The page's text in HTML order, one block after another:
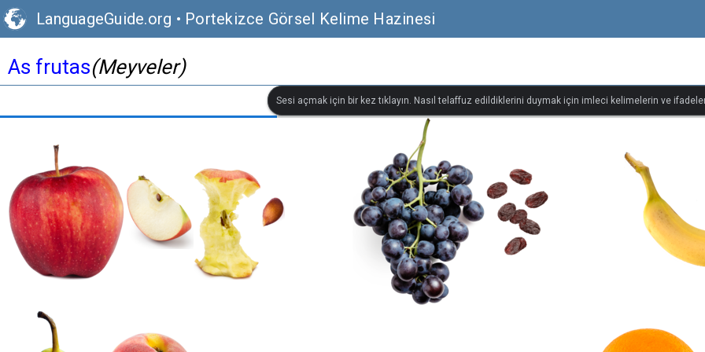
LanguageGuide.org • Portekizce Görsel Kelime Hazinesi
As frutas(Meyveler)
Sesi açmak için bir kez tıklayın. Nasıl telaffuz edildiklerini duymak için imleci kelimelerin ve